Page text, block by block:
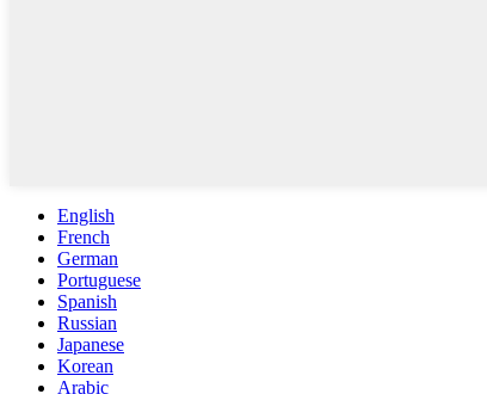
English
French
German
Portuguese
Spanish
Russian
Japanese
Korean
Arabic